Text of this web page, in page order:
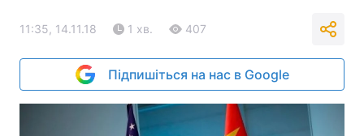
11:35, 14.11.18 1 хв. 407
Підпишіться на нас в Google